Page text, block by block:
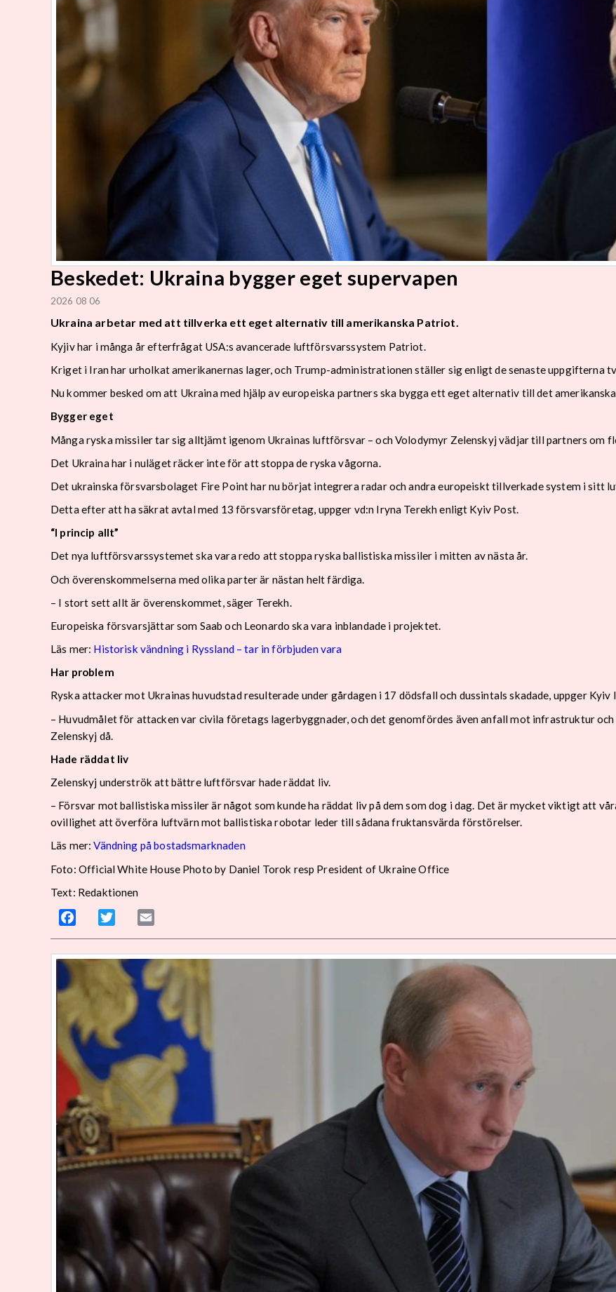
Beskedet: Ukraina bygger eget supervapen
2026 08 06
Ukraina arbetar med att tillverka ett eget alternativ till amerikanska Patriot.
Kyjiv har i många år efterfrågat USA:s avancerade luftförsvarssystem Patriot.
Kriget i Iran har urholkat amerikanernas lager, och Trump-administrationen ställer sig enligt de senaste uppgifterna
Nu kommer besked om att Ukraina med hjälp av europeiska partners ska bygga ett eget alternativ till det
Bygger eget
Många ryska missiler tar sig alltjämt igenom Ukrainas luftförsvar – och Volodymyr Zelenskyj vädjar till partners om
Det Ukraina har i nuläget räcker inte för att stoppa de ryska vågorna.
Det ukrainska försvarsbolaget Fire Point har nu börjat integrera radar och andra europeiskt tillverkade system i sitt
Detta efter att ha säkrat avtal med 13 försvarsföretag, uppger vd:n Iryna Terekh enligt Kyiv Post.
“I princip allt”
Det nya luftförsvarssystemet ska vara redo att stoppa ryska ballistiska missiler i mitten av nästa år.
Och överenskommelserna med olika parter är nästan helt färdiga.
– I stort sett allt är överenskommet, säger Terekh.
Europeiska försvarsjättar som Saab och Leonardo ska vara inblandade i projektet.
Läs mer: Historisk vändning i Ryssland – tar in förbjuden vara
Har problem
Ryska attacker mot Ukrainas huvudstad resulterade under gårdagen i 17 dödsfall och dussintals skadade, uppger Kyiv
– Huvudmålet för attacken var civila företags lagerbyggnader, och det genomfördes även anfall mot infrastruktur
Zelenskyj då.
Hade räddat liv
Zelenskyj underströk att bättre luftförsvar hade räddat liv.
– Försvar mot ballistiska missiler är något som kunde ha räddat liv på dem som dog i dag. Det är mycket viktigt att
ovillighet att överföra luftvärn mot ballistiska robotar leder till sådana fruktansvärda förstörelser.
Läs mer:Vändning på bostadsmarknaden
Foto: Official White House Photo by Daniel Torok resp President of Ukraine Office
Text: Redaktionen
Facebook Twitter